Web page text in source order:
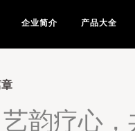
企业简介 产品大全
韵疗心